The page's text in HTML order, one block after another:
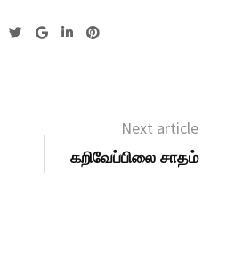
Next article
கறிவேப்பிலை சாதம்